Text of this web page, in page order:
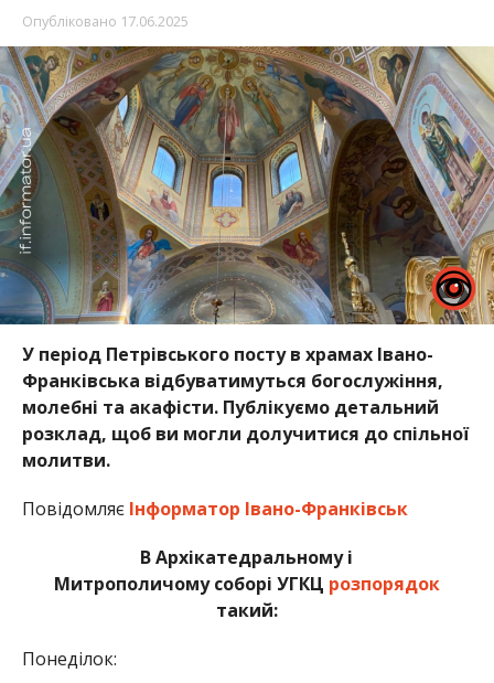
Опубліковано 17.06.2025
У період Петрівського посту в храмах Івано-
Франківська відбуватимуться богослужіння,
молебні та акафісти. Публікуємо детальний
розклад, щоб ви могли долучитися до спільної
молитви.
Повідомляє Інформатор Івано-Франківськ
В Архікатедральному і
Митрополичому соборі УГКЦ розпорядок
такий:
Понеділок: